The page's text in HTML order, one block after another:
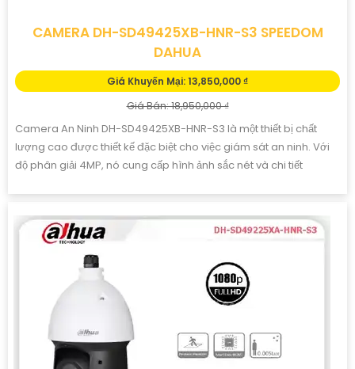
CAMERA DH-SD49425XB-HNR-S3 SPEEDOM
DAHUA
Giá Khuyến Mại: 13,850,000 ₫
Giá Bán: 18,950,000 ₫
Camera An Ninh DH-SD49425XB-HNR-S3 là một thiết bị chất
lượng cao được thiết kế đặc biệt cho việc giám sát an ninh. Với
độ phân giải 4MP, nó cung cấp hình ảnh sắc nét và chi tiết